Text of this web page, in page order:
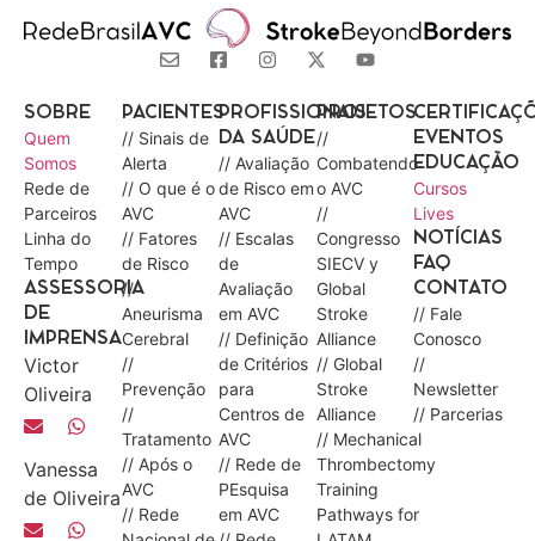
SOBRE
Quem
Somos
Rede de
Parceiros
Linha do
Tempo
ASSESSORIA
DE
IMPRENSA
Victor
Oliveira
Vanessa
de Oliveira
PACIENTES
// Sinais de
Alerta
// O que é o
AVC
// Fatores
de Risco
//
Aneurisma
Cerebral
//
Prevenção
//
Tratamento
// Após o
AVC
// Rede
PROFISSIONAIS
DA SAÚDE
// Avaliação
de Risco em
AVC
// Escalas
de
Avaliação
em AVC
// Definição
de Critérios
para
Centros de
AVC
// Rede de
PEsquisa
em AVC
PROJETOS
//
Combatendo
o AVC
//
Congresso
SIECV y
Global
Stroke
Alliance
// Global
Stroke
Alliance
// Mechanical
Thrombectomy
Training
Pathways for
EVENTOS
EDUCAÇÃO
Cursos
Lives
NOTÍCIAS
FAQ
CONTATO
// Fale
Conosco
//
Newsletter
// Parcerias